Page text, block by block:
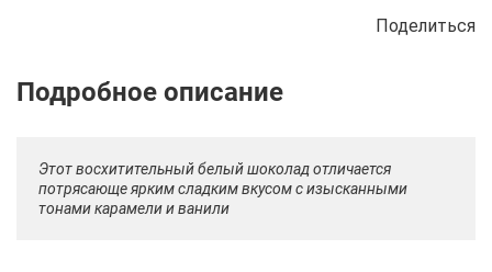
Поделиться
Описание Отзывы Рецепты
Этот восхитительный белый шоколад отличается
потрясающе ярким сладким вкусом с изысканными
тонами карамели и ванили